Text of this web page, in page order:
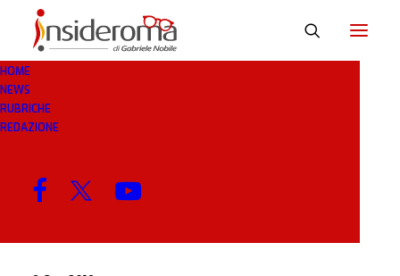
HOME
NEWS
RUBRICHE
REDAZIONE
COGNOME
MENU